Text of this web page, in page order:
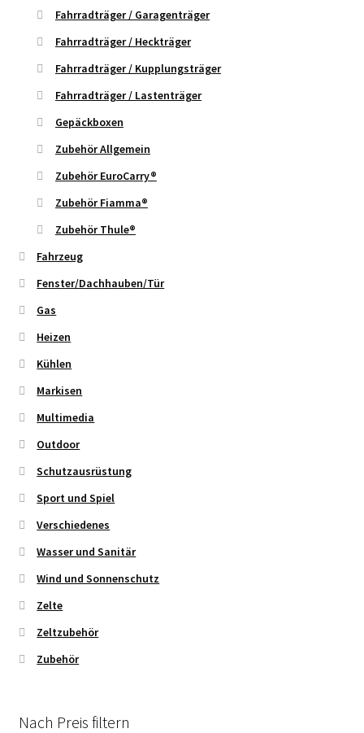
Fahrradträger / Garagenträger
Fahrradträger / Heckträger
Fahrradträger / Kupplungsträger
Fahrradträger / Lastenträger
Gepäckboxen
Zubehör Allgemein
Zubehör EuroCarry®
Zubehör Fiamma®
Zubehör Thule®
Fahrzeug
Fenster/Dachhauben/Tür
Gas
Heizen
Kühlen
Markisen
Multimedia
Outdoor
Schutzausrüstung
Sport und Spiel
Verschiedenes
Wasser und Sanitär
Wind und Sonnenschutz
Zelte
Zeltzubehör
Zubehör
Nach Preis filtern